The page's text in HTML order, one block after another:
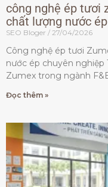
công nghệ ép tươi
chất lượng nước
SEO Bloger 27/04/2026
Công nghệ ép tươi
nước ép chuyên
Zumex trong ngành
Đọc thêm »